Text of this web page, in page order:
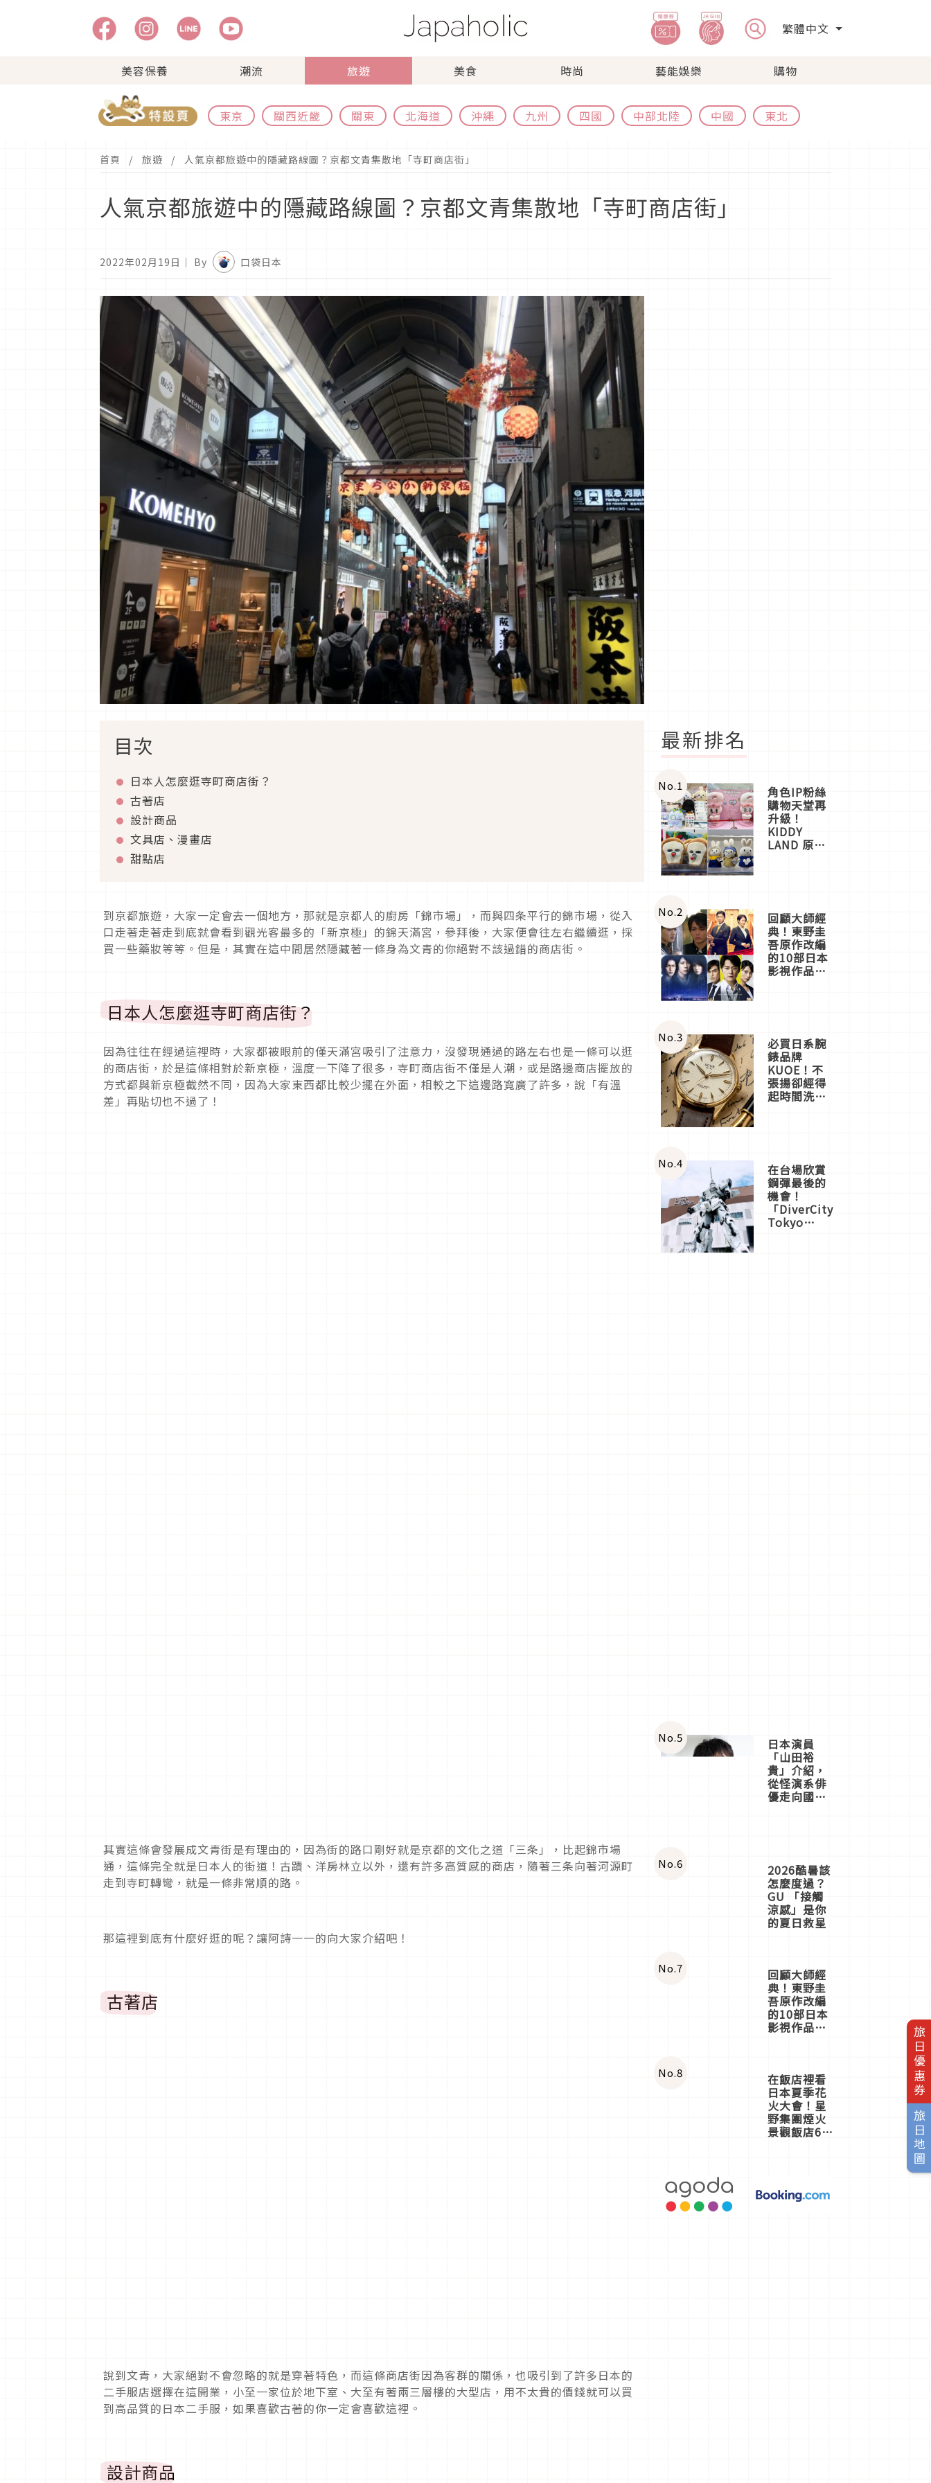
繁體中文
美容保養 潮流 旅遊 美食 時尚 藝能娛樂 購物
東京 關西近畿 關東 北海道 沖繩 九州 四國 中部北陸 中國 東北
旅日優惠券
旅日地圖
首頁 旅遊 人氣京都旅遊中的隱藏路線圖？京都文青集散地「寺町商店街」
人氣京都旅遊中的隱藏路線圖？京都文青集散地「寺町商店街」
2022年02月19日 ｜ By 口袋日本
目次
日本人怎麼逛寺町商店街？
古著店
設計商品
文具店、漫畫店
甜點店
到京都旅遊，大家一定會去一個地方，那就是京都人的廚房「錦市場」，而與四条平行的錦市場，從入
口走著走著走到底就會看到觀光客最多的「新京極」的錦天滿宮，參拜後，大家便會往左右繼續逛，採
買一些藥妝等等。但是，其實在這中間居然隱藏著一條身為文青的你絕對不該過錯的商店街。
日本人怎麼逛寺町商店街？
因為往往在經過這裡時，大家都被眼前的僅天滿宮吸引了注意力，沒發現通過的路左右也是一條可以逛
的商店街，於是這條相對於新京極，溫度一下降了很多，寺町商店街不僅是人潮，或是路邊商店擺放的
方式都與新京極截然不同，因為大家東西都比較少擺在外面，相較之下這邊路寬廣了許多，說「有溫
差」再貼切也不過了！
其實這條會發展成文青街是有理由的，因為街的路口剛好就是京都的文化之道「三条」，比起錦市場
通，這條完全就是日本人的街道！古蹟、洋房林立以外，還有許多高質感的商店，隨著三条向著河源町
走到寺町轉彎，就是一條非常順的路。
那這裡到底有什麼好逛的呢？讓阿詩一一的向大家介紹吧！
古著店
說到文青，大家絕對不會忽略的就是穿著特色，而這條商店街因為客群的關係，也吸引到了許多日本的
二手服店選擇在這開業，小至一家位於地下室、大至有著兩三層樓的大型店，用不太貴的價錢就可以買
到高品質的日本二手服，如果喜歡古著的你一定會喜歡這裡。
設計商品
最新排名
No.1 角色IP粉絲
購物天堂再
升級！
KIDDY
LAND 原宿
店3分即達
No.2 回顧大師經
典！東野圭
吾原作改編
的10部日本
影視作品推
No.3 必買日系腕
錶品牌
KUOE！不
張揚卻經得
起時間洗鍊
No.4 在台場欣賞
鋼彈最後的
機會！
「DiverCity
Tokyo
No.5 日本演員
「山田裕
貴」介紹，
從怪演系俳
優走向國民
No.6 2026酷暑該
怎麼度過？
GU 「接觸
涼感」是你
的夏日救星
回顧大師經
典！東野圭
吾原作改編
的10部日本
在飯店裡看
日本夏季花
火大會！星
野集團煙火
閒欣賞